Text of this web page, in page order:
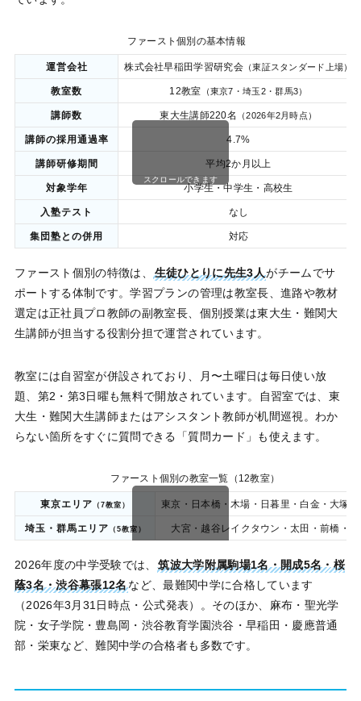
ファースト個別の基本情報
運営会社 株式会社早稲田学習研究会（東証スタンダード上場）
教室数 12教室 （東京7・埼玉2・群馬3）
講師数 東大生講師220名 （2026年2月時点）
講師の採用通過率 4.7%
講師研修期間 平均2か月以上
対象学年 小学生・中学生・高校生
入塾テスト なし
集団塾との併用 対応
スクロールできます
ファースト個別の特徴は、 生徒ひとりに先生3人がチームでサ
ポートする体制です。学習プランの管理は教室長、進路や教材
選定は正社員プロ教師の副教室長、個別授業は東大生・難関大
生講師が担当する役割分担で運営されています。
教室には自習室が併設されており、月〜土曜日は毎日使い放
題、第2・第3日曜も無料で開放されています。自習室では、東
大生・難関大生講師またはアシスタント教師が机間巡視。わか
らない箇所をすぐに質問できる「質問カード」も使えます。
ファースト個別の教室一覧（12教室）
東京エリア （7教室） 東京・日本橋・木場・日暮里・白金・大塚
埼玉・群馬エリア （5教室） 大宮・越谷レイクタウン・太田・前橋・
2026年度の中学受験では、 筑波大学附属駒場1名・開成5名・桜
蔭3名・渋谷幕張12名など、最難関中学に合格しています
（2026年3月31日時点・公式発表）。そのほか、麻布・聖光学
院・女子学院・豊島岡・渋谷教育学園渋谷・早稲田・慶應普通
部・栄東など、難関中学の合格者も多数です。